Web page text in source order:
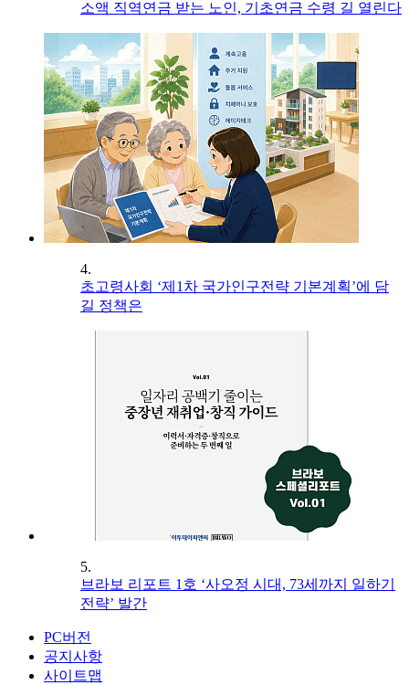
소액 직역연금 받는 노인, 기초연금 수령 길 열린다
4.
초고령사회 ‘제1차 국가인구전략 기본계획’에 담
길 정책은
5.
브라보 리포트 1호 ‘사오정 시대, 73세까지 일하기
전략’ 발간
PC버전
공지사항
사이트맵